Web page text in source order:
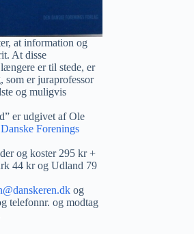
at information og
At disse
er til stede, er
som er juraprofessor
og muligvis
er udgivet af Ole
Forenings
og koster 295 kr +
44 kr og Udland 79
og
telefonnr. og modtag